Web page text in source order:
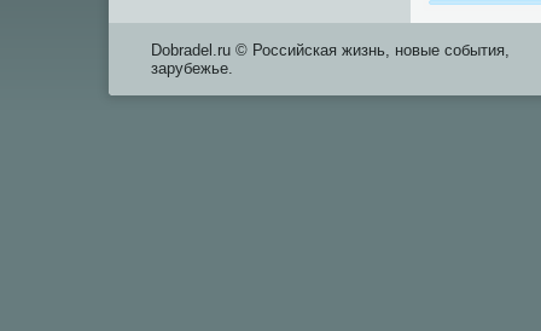
Dobradel.ru © Российская жизнь, новые события,
зарубежье.